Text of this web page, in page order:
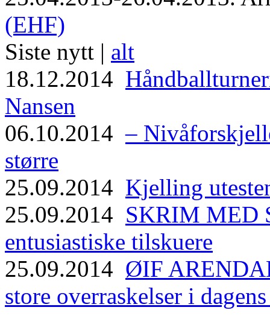
(EHF)
Siste nytt | alt
18.12.2014
Nansen
06.10.2014–
større
25.09.2014 Kjelling
25.09.2014 SKRIM MED
entusiastiske tilskuere
25.09.2014 ØIF
store overraskelser i